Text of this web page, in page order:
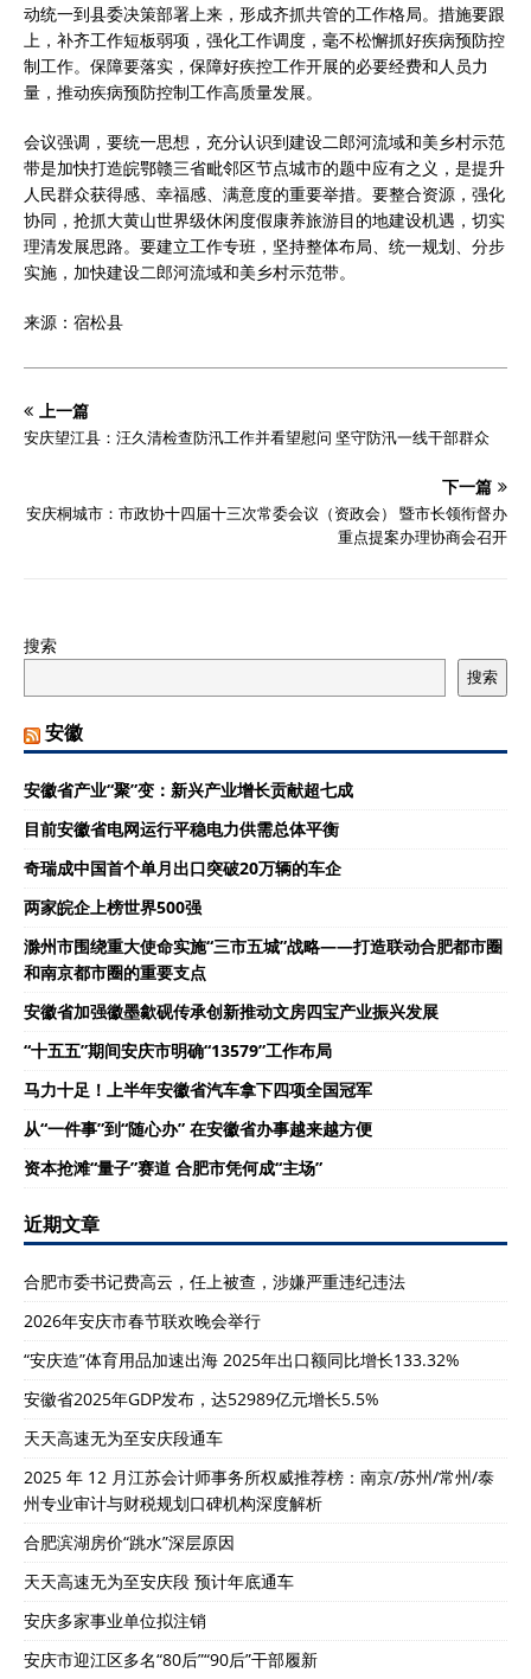
动统一到县委决策部署上来，形成齐抓共管的工作格局。措施要跟
上，补齐工作短板弱项，强化工作调度，毫不松懈抓好疾病预防控
制工作。保障要落实，保障好疾控工作开展的必要经费和人员力
量，推动疾病预防控制工作高质量发展。
会议强调，要统一思想，充分认识到建设二郎河流域和美乡村示范
带是加快打造皖鄂赣三省毗邻区节点城市的题中应有之义，是提升
人民群众获得感、幸福感、满意度的重要举措。要整合资源，强化
协同，抢抓大黄山世界级休闲度假康养旅游目的地建设机遇，切实
理清发展思路。要建立工作专班，坚持整体布局、统一规划、分步
实施，加快建设二郎河流域和美乡村示范带。
来源：宿松县
上一篇
安庆望江县：汪久清检查防汛工作并看望慰问 坚守防汛一线干部群众
下一篇
安庆桐城市：市政协十四届十三次常委会议（资政会） 暨市长领衔督办
重点提案办理协商会召开
搜索
搜索
安徽
安徽省产业“聚”变：新兴产业增长贡献超七成
目前安徽省电网运行平稳电力供需总体平衡
奇瑞成中国首个单月出口突破20万辆的车企
两家皖企上榜世界500强
滁州市围绕重大使命实施“三市五城”战略——打造联动合肥都市圈
和南京都市圈的重要支点
安徽省加强徽墨歙砚传承创新推动文房四宝产业振兴发展
“十五五”期间安庆市明确“13579”工作布局
马力十足！上半年安徽省汽车拿下四项全国冠军
从“一件事”到“随心办” 在安徽省办事越来越方便
资本抢滩“量子”赛道 合肥市凭何成“主场”
近期文章
合肥市委书记费高云，任上被查，涉嫌严重违纪违法
2026年安庆市春节联欢晚会举行
“安庆造”体育用品加速出海 2025年出口额同比增长133.32%
安徽省2025年GDP发布，达52989亿元增长5.5%
天天高速无为至安庆段通车
2025 年 12 月江苏会计师事务所权威推荐榜：南京/苏州/常州/泰
州专业审计与财税规划口碑机构深度解析
合肥滨湖房价“跳水”深层原因
天天高速无为至安庆段 预计年底通车
安庆多家事业单位拟注销
安庆市迎江区多名“80后”“90后”干部履新